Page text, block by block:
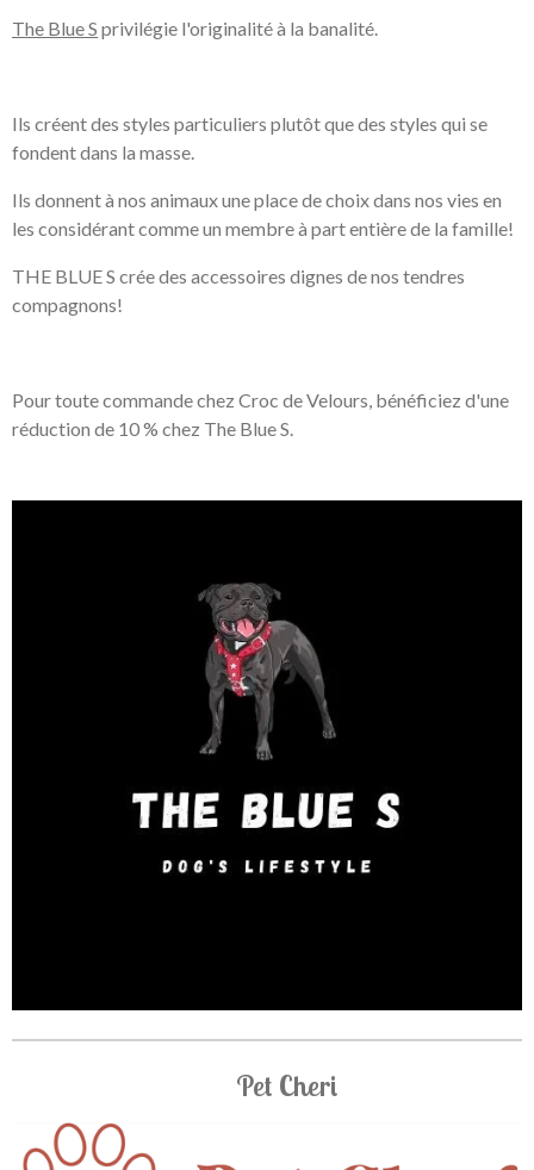
The Blue S privilégie l'originalité à la banalité.
Ils créent des styles particuliers plutôt que des styles qui se
fondent dans la masse.
Ils donnent à nos animaux une place de choix dans nos vies en
les considérant comme un membre à part entière de la famille!
THE BLUE S crée des accessoires dignes de nos tendres
compagnons!
Pour toute commande chez Croc de Velours, bénéficiez d'une
réduction de 10 % chez The Blue S.
Pet Cheri